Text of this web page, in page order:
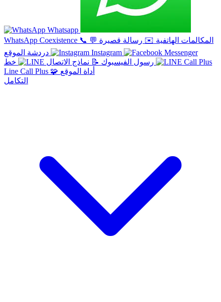
Whatsapp
WhatsApp Coexistence 📞 المكالمات الهاتفية ✉️ رسالة قصيرة 💬
Instagram
رسول الفيسبوك 📝 نماذج الاتصال
Line Call Plus 🧩 أداة الموقع
التكامل